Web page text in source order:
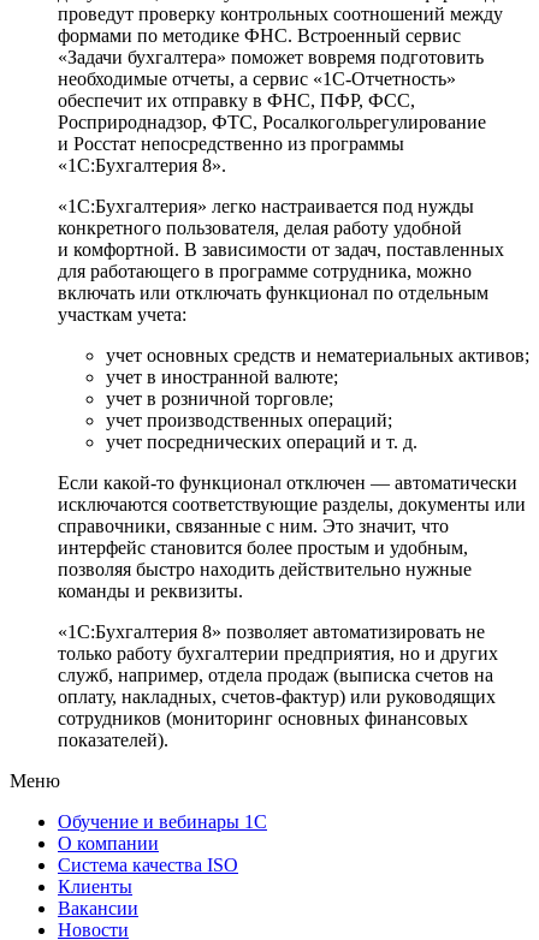
проведут проверку контрольных соотношений между
формами по методике ФНС. Встроенный сервис
«Задачи бухгалтера» поможет вовремя подготовить
необходимые отчеты, а сервис «1С-Отчетность»
обеспечит их отправку в ФНС, ПФР, ФСС,
Росприроднадзор, ФТС, Росалкогольрегулирование
и Росстат непосредственно из программы
«1С:Бухгалтерия 8».
«1С:Бухгалтерия» легко настраивается под нужды
конкретного пользователя, делая работу удобной
и комфортной. В зависимости от задач, поставленных
для работающего в программе сотрудника, можно
включать или отключать функционал по отдельным
участкам учета:
учет основных средств и нематериальных активов;
учет в иностранной валюте;
учет в розничной торговле;
учет производственных операций;
учет посреднических операций и т. д.
Если какой-то функционал отключен — автоматически
исключаются соответствующие разделы, документы или
справочники, связанные с ним. Это значит, что
интерфейс становится более простым и удобным,
позволяя быстро находить действительно нужные
команды и реквизиты.
«1С:Бухгалтерия 8» позволяет автоматизировать не
только работу бухгалтерии предприятия, но и других
служб, например, отдела продаж (выписка счетов на
оплату, накладных, счетов-фактур) или руководящих
сотрудников (мониторинг основных финансовых
показателей).
Меню
Обучение и вебинары 1С
О компании
Система качества ISO
Клиенты
Вакансии
Новости